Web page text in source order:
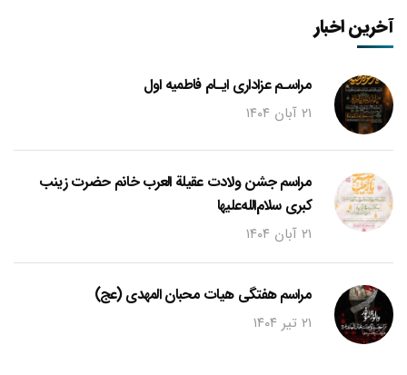
آخرین اخبار
مراسـم عزاداری ایـام فاطمیه اول
۲۱ آبان ۱۴۰۴
مراسم جشن ولادت عقیلة العرب خانم حضرت زینب
کبری سلام‌الله‌علیها
۲۱ آبان ۱۴۰۴
مراسم هفتگی هیات محبان المهدی (عج)
۲۱ تیر ۱۴۰۴